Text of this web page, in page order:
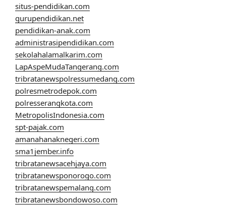
situs-pendidikan.com
gurupendidikan.net
pendidikan-anak.com
administrasipendidikan.com
sekolahalamalkarim.com
LapAspeMudaTangerang.com
tribratanewspolressumedang.com
polresmetrodepok.com
polresserangkota.com
MetropolisIndonesia.com
spt-pajak.com
amanahanaknegeri.com
sma1jember.info
tribratanewsacehjaya.com
tribratanewsponorogo.com
tribratanewspemalang.com
tribratanewsbondowoso.com